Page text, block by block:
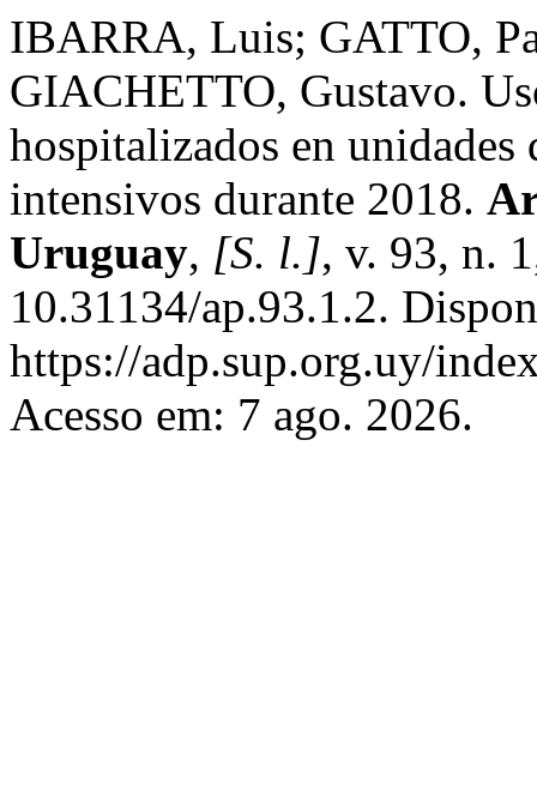
IBARRA, Luis; GATTO,
GIACHETTO, Gustavo.
hospitalizados en unidades
intensivos durante 2018.
Uruguay, [S. l.], v. 93, n.
10.31134/ap.93.1.2.
https://adp.sup.org.uy/
Acesso em: 7 ago. 2026.